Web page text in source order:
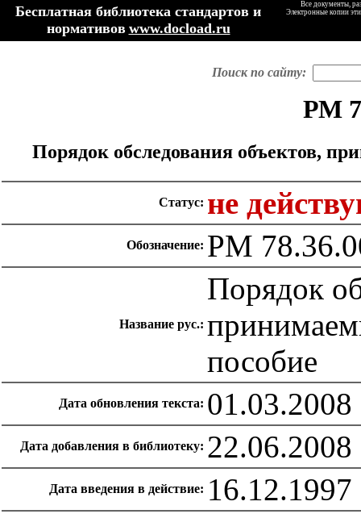
Бесплатная библиотека стандартов и
нормативов www.docload.ru
Все документы,
Электронные копии
Поиск по сайту:
РМ
Порядок обследования объектов,
Статус: не
Обозначение: РМ
Название рус.:
Порядок
пособие
Дата обновления текста: 01.03.2008
Дата добавления в библиотеку: 22.06.2008
Дата введения в действие: 16.12.1997